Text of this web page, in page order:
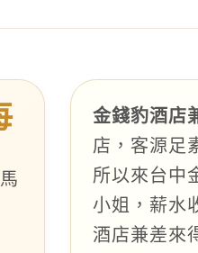
金錢豹酒店
店，客源足
所以來台中
小姐，薪水
酒店兼差來